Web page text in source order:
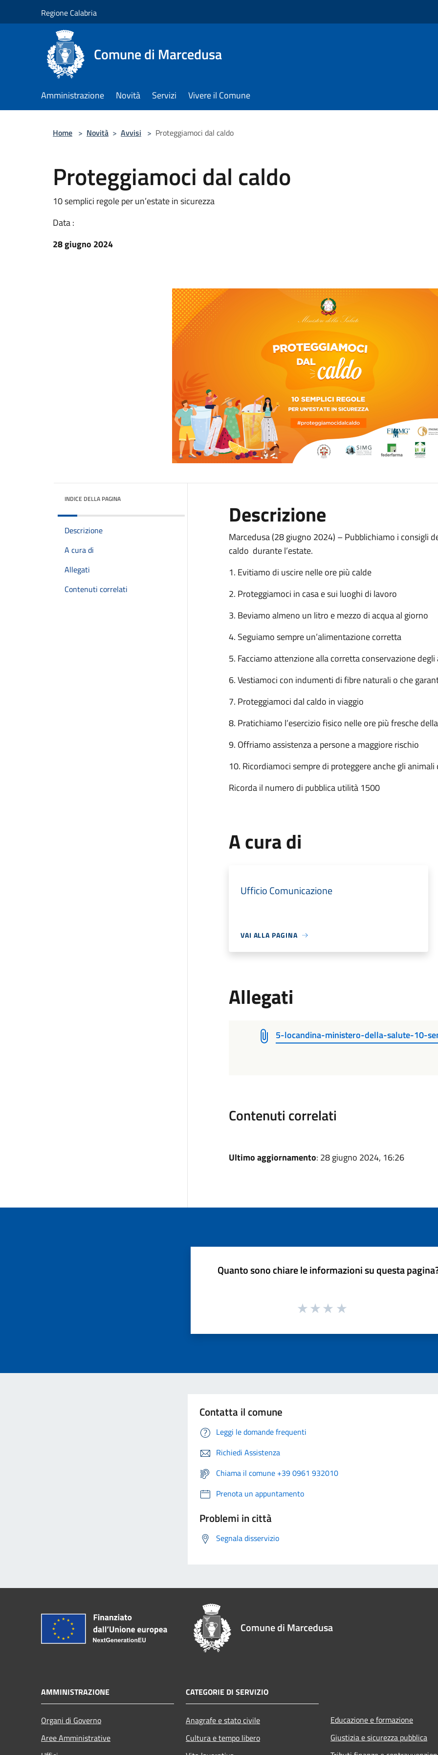
Regione Calabria
Comune di Marcedusa
Amministrazione Novità Servizi Vivere il Comune
Home > Novità > Avvisi > Proteggiamoci dal caldo
Proteggiamoci dal caldo
10 semplici regole per un’estate in sicurezza
Data :
28 giugno 2024
INDICE DELLA PAGINA
Descrizione
A cura di
Allegati
Contenuti correlati
Descrizione
Marcedusa (28 giugno 2024) – Pubblichiamo i consigli
caldo durante l’estate.
1. Evitiamo di uscire nelle ore più calde
2. Proteggiamoci in casa e sui luoghi di lavoro
3. Beviamo almeno un litro e mezzo di acqua al giorno
4. Seguiamo sempre un’alimentazione corretta
5. Facciamo attenzione alla corretta conservazione
6. Vestiamoci con indumenti di fibre naturali o che
7. Proteggiamoci dal caldo in viaggio
8. Pratichiamo l’esercizio fisico nelle ore più fresche
9. Offriamo assistenza a persone a maggiore rischio
10. Ricordiamoci sempre di proteggere anche gli
Ricorda il numero di pubblica utilità 1500
A cura di
Ufficio Comunicazione
VAI ALLA PAGINA
Allegati
5-locandina-ministero-della-salute-10-
Contenuti correlati
Ultimo aggiornamento: 28 giugno 2024, 16:26
Quanto sono chiare le informazioni su questa
Contatta il comune
Leggi le domande frequenti
Richiedi Assistenza
Chiama il comune +39 0961 932010
Prenota un appuntamento
Problemi in città
Segnala disservizio
Comune di Marcedusa
AMMINISTRAZIONE
Organi di Governo
Aree Amministrative
CATEGORIE DI SERVIZIO
Anagrafe e stato civile
Cultura e tempo libero
Educazione e formazione
Giustizia e sicurezza pubblica